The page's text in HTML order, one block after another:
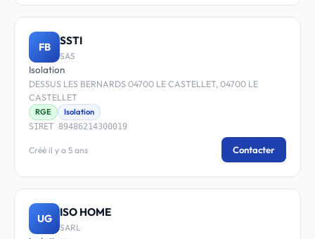
FB SSTI
SAS
Isolation
DESSUS LES BERNARDS 04700 LE CASTELLET, 04700 LE
CASTELLET
RGE
Isolation
SIRET 89486214300019
Créé il y a 5 ans Contacter
UG ISO HOME
SARL